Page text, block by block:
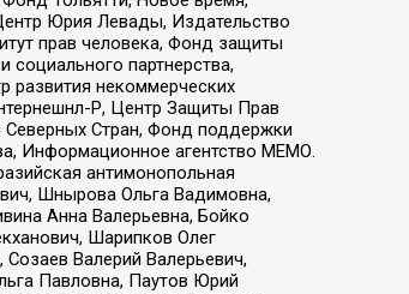
Юрия Левады, Издательство
прав человека, Фонд защиты
социального партнерства,
некоммерческих
Р, Центр Защиты Прав
Северных Стран, Фонд поддержки
Информационное агентство МЕМО.
антимонопольная
Шнырова Ольга Вадимовна,
Анна Валерьевна, Бойко
Шарипков Олег
Валерий Валерьевич,
Павловна, Паутов Юрий